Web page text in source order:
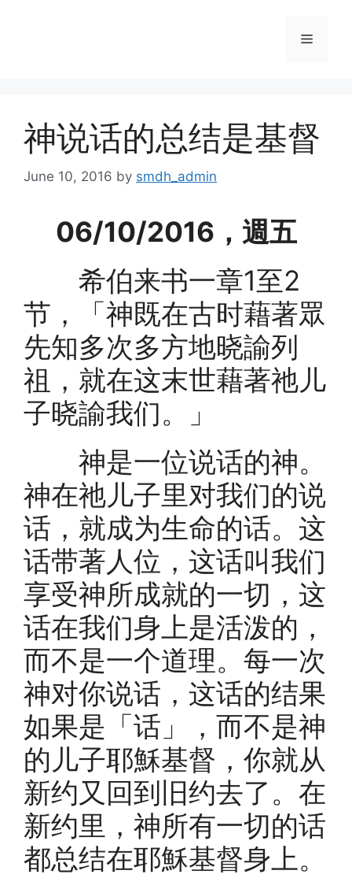
Menu
神说话的总结是基督
June 10, 2016 by smdh_admin
06/10/2016，週五
希伯来书一章1至2
节，「神既在古时藉著眾
先知多次多方地晓諭列
祖，就在这末世藉著祂儿
子晓諭我们。」
神是一位说话的神。
神在祂儿子里对我们的说
话，就成为生命的话。这
话带著人位，这话叫我们
享受神所成就的一切，这
话在我们身上是活泼的，
而不是一个道理。每一次
神对你说话，这话的结果
如果是「话」，而不是神
的儿子耶穌基督，你就从
新约又回到旧约去了。在
新约里，神所有一切的话
都总结在耶穌基督身上。